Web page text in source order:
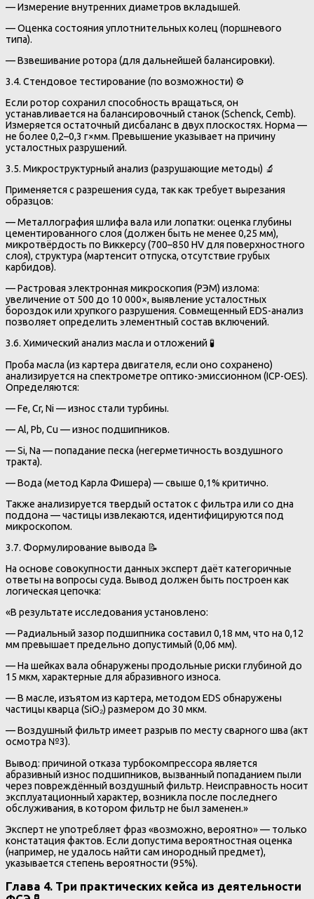
— Измерение внутренних диаметров вкладышей.
— Оценка состояния уплотнительных колец (поршневого
типа).
— Взвешивание ротора (для дальнейшей балансировки).
3.4. Стендовое тестирование (по возможности) ⚙️
Если ротор сохранил способность вращаться, он
устанавливается на балансировочный станок (Schenck, Cemb).
Измеряется остаточный дисбаланс в двух плоскостях. Норма —
не более 0,2–0,3 г×мм. Превышение указывает на причину
усталостных разрушений.
3.5. Микроструктурный анализ (разрушающие методы) 🔬
Применяется с разрешения суда, так как требует вырезания
образцов:
— Металлография шлифа вала или лопатки: оценка глубины
цементированного слоя (должен быть не менее 0,25 мм),
микротвёрдость по Виккерсу (700–850 HV для поверхностного
слоя), структура (мартенсит отпуска, отсутствие грубых
карбидов).
— Растровая электронная микроскопия (РЭМ) излома:
увеличение от 500 до 10 000×, выявление усталостных
бороздок или хрупкого разрушения. Совмещенный EDS-анализ
позволяет определить элементный состав включений.
3.6. Химический анализ масла и отложений 🧪
Проба масла (из картера двигателя, если оно сохранено)
анализируется на спектрометре оптико-эмиссионном (ICP-OES).
Определяются:
— Fe, Cr, Ni — износ стали турбины.
— Al, Pb, Cu — износ подшипников.
— Si, Na — попадание песка (негерметичность воздушного
тракта).
— Вода (метод Карла Фишера) — свыше 0,1% критично.
Также анализируется твердый остаток с фильтра или со дна
поддона — частицы извлекаются, идентифицируются под
микроскопом.
3.7. Формулирование вывода 📝
На основе совокупности данных эксперт даёт категоричные
ответы на вопросы суда. Вывод должен быть построен как
логическая цепочка:
«В результате исследования установлено:
— Радиальный зазор подшипника составил 0,18 мм, что на 0,12
мм превышает предельно допустимый (0,06 мм).
— На шейках вала обнаружены продольные риски глубиной до
15 мкм, характерные для абразивного износа.
— В масле, изъятом из картера, методом EDS обнаружены
частицы кварца (SiO₂) размером до 30 мкм.
— Воздушный фильтр имеет разрыв по месту сварного шва (акт
осмотра №3).
Вывод: причиной отказа турбокомпрессора является
абразивный износ подшипников, вызванный попаданием пыли
через повреждённый воздушный фильтр. Неисправность носит
эксплуатационный характер, возникла после последнего
обслуживания, в котором фильтр не был заменен.»
Эксперт не употребляет фраз «возможно, вероятно» — только
констатация фактов. Если допустима вероятностная оценка
(например, не удалось найти сам инородный предмет),
указывается степень вероятности (95%).
Глава 4. Три практических кейса из деятельности